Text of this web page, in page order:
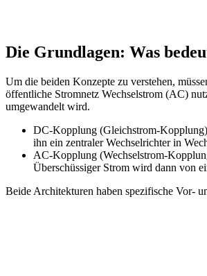
Die Grundlagen: Was
Um die beiden Konzepte zu verstehen,
öffentliche Stromnetz Wechselstrom (AC)
umgewandelt wird.
DC-Kopplung (Gleichstrom-
ihn ein zentraler Wechselrichter in
AC-Kopplung (Wechselstrom-
Überschüssiger Strom wird dann von
Beide Architekturen haben spezifische Vor-